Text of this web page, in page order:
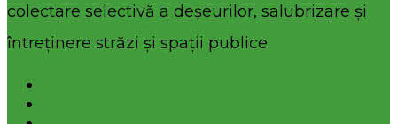
colectare selectivă a deșeurilor, salubrizare și
întreținere străzi și spații publice.